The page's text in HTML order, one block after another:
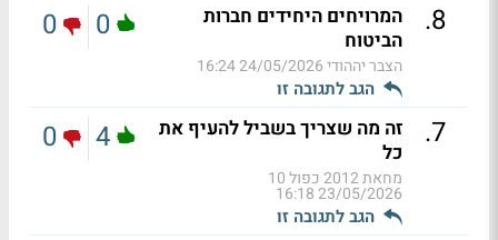
8
.
המרויחים היחידים חברות
הביטוח
הצבר יההודי24/05/2026 16:24
הגב לתגובה זו
0
0
7
.
זה מה שצריך בשביל להעיף את
כל
מחאת 2012 כפול 10
23/05/2026 16:18
הגב לתגובה זו
4
0